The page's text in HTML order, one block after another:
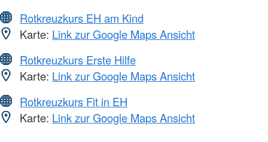
Rotkreuzkurs EH am Kind
Karte: Link zur Google Maps Ansicht
Rotkreuzkurs Erste Hilfe
Karte: Link zur Google Maps Ansicht
Rotkreuzkurs Fit in EH
Karte: Link zur Google Maps Ansicht